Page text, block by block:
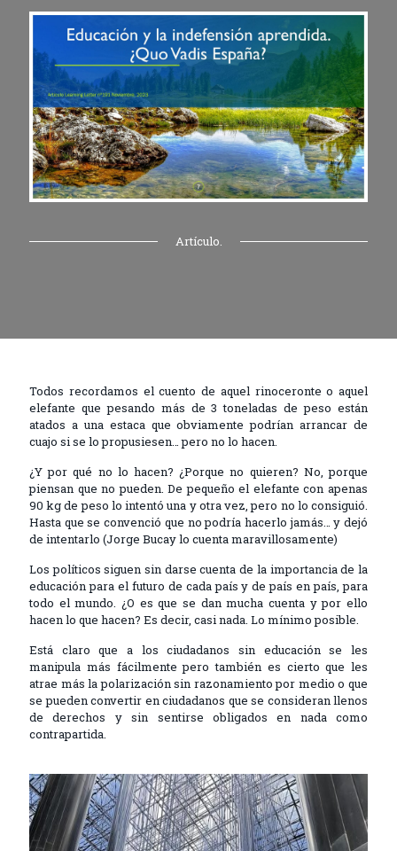
Artículo.
Todos recordamos el cuento de aquel rinoceronte o aquel
elefante que pesando más de 3 toneladas de peso están
atados a una estaca que obviamente podrían arrancar de
cuajo si se lo propusiesen… pero no lo hacen.
¿Y por qué no lo hacen? ¿Porque no quieren? No, porque
piensan que no pueden. De pequeño el elefante con apenas
90 kg de peso lo intentó una y otra vez, pero no lo consiguió.
Hasta que se convenció que no podría hacerlo jamás… y dejó
de intentarlo (Jorge Bucay lo cuenta maravillosamente)
Los políticos siguen sin darse cuenta de la importancia de la
educación para el futuro de cada país y de país en país, para
todo el mundo. ¿O es que se dan mucha cuenta y por ello
hacen lo que hacen? Es decir, casi nada. Lo mínimo posible.
Está claro que a los ciudadanos sin educación se les
manipula más fácilmente pero también es cierto que les
atrae más la polarización sin razonamiento por medio o que
se pueden convertir en ciudadanos que se consideran llenos
de derechos y sin sentirse obligados en nada como
contrapartida.